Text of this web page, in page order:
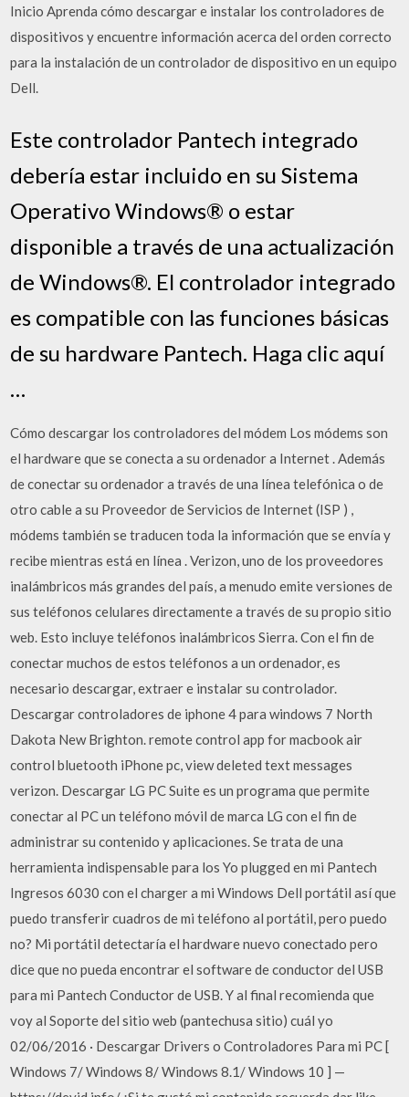
Inicio Aprenda cómo descargar e instalar los controladores de
dispositivos y encuentre información acerca del orden correcto
para la instalación de un controlador de dispositivo en un equipo
Dell.
Este controlador Pantech integrado
debería estar incluido en su Sistema
Operativo Windows® o estar
disponible a través de una actualización
de Windows®. El controlador integrado
es compatible con las funciones básicas
de su hardware Pantech. Haga clic aquí
…
Cómo descargar los controladores del módem Los módems son
el hardware que se conecta a su ordenador a Internet . Además
de conectar su ordenador a través de una línea telefónica o de
otro cable a su Proveedor de Servicios de Internet (ISP ) ,
módems también se traducen toda la información que se envía y
recibe mientras está en línea . Verizon, uno de los proveedores
inalámbricos más grandes del país, a menudo emite versiones de
sus teléfonos celulares directamente a través de su propio sitio
web. Esto incluye teléfonos inalámbricos Sierra. Con el fin de
conectar muchos de estos teléfonos a un ordenador, es
necesario descargar, extraer e instalar su controlador.
Descargar controladores de iphone 4 para windows 7 North
Dakota New Brighton. remote control app for macbook air
control bluetooth iPhone pc, view deleted text messages
verizon. Descargar LG PC Suite es un programa que permite
conectar al PC un teléfono móvil de marca LG con el fin de
administrar su contenido y aplicaciones. Se trata de una
herramienta indispensable para los Yo plugged en mi Pantech
Ingresos 6030 con el charger a mi Windows Dell portátil así que
puedo transferir cuadros de mi teléfono al portátil, pero puedo
no? Mi portátil detectaría el hardware nuevo conectado pero
dice que no pueda encontrar el software de conductor del USB
para mi Pantech Conductor de USB. Y al final recomienda que
voy al Soporte del sitio web (pantechusa sitio) cuál yo
02/06/2016 · Descargar Drivers o Controladores Para mi PC [
Windows 7/ Windows 8/ Windows 8.1/ Windows 10 ] —